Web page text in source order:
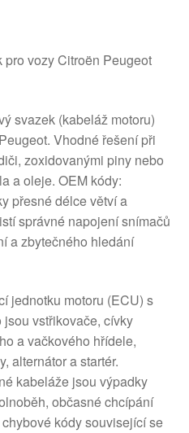
vozy Citroën Peugeot
svazek (kabeláž motoru)
Vhodné řešení při
zoxidovanými piny nebo
a oleje. OEM kódy:
přesné délce větví a
správné napojení snímačů
a zbytečného hledání
jednotku motoru (ECU) s
vstřikovače, cívky
a vačkového hřídele,
alternátor a startér.
kabeláže jsou výpadky
občasné chcípání
kódy související se